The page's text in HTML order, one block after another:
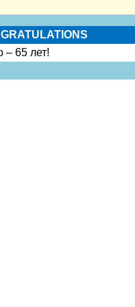
– 65 лет!